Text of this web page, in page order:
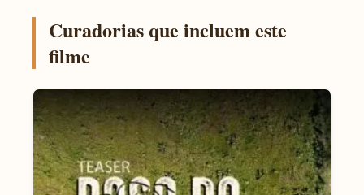
Curadorias que incluem este
filme